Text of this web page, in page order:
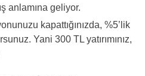
anlamına geliyor.
kapattığınızda, %5’lik
Yani 300 TL yatırımınız,